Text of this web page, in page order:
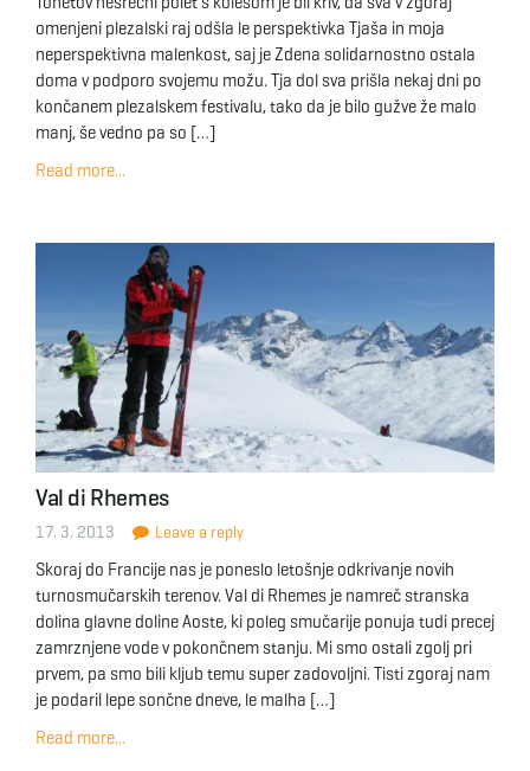
omenjeni plezalski raj odšla le perspektivka Tjaša in moja
neperspektivna malenkost, saj je Zdena solidarnostno ostala
doma v podporo svojemu možu. Tja dol sva prišla nekaj dni po
končanem plezalskem festivalu, tako da je bilo gužve že malo
manj, še vedno pa so […]
Read more...
Val di Rhemes
17. 3. 2013 Leave a reply
Skoraj do Francije nas je poneslo letošnje odkrivanje novih
turnosmučarskih terenov. Val di Rhemes je namreč stranska
dolina glavne doline Aoste, ki poleg smučarije ponuja tudi precej
zamrznjene vode v pokončnem stanju. Mi smo ostali zgolj pri
prvem, pa smo bili kljub temu super zadovoljni. Tisti zgoraj nam
je podaril lepe sončne dneve, le malha […]
Read more...